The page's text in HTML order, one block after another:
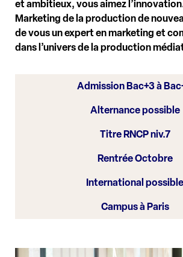
et ambitieux, vous aimez
Marketing de la production de
de vous un expert en marketing et
dans l’univers de la production
Admission Bac+3 à
Alternance possible
Titre RNCP niv.7
Rentrée Octobre
International possible
Campus à Paris